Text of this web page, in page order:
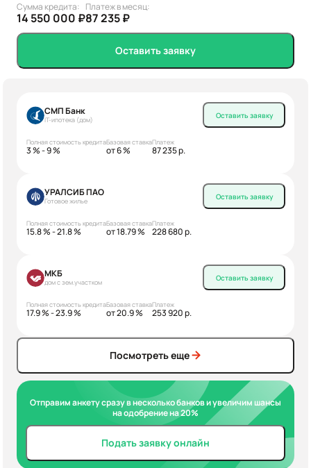
Сумма кредита:
14 550 000 ₽
Платеж в месяц:
87 235 ₽
Оставить заявку
СМП Банк
IT-ипотека (дом)
Полная стоимость кредита
3 % - 9 %
Базовая ставка
от 6 %
Платеж
87 235 р.
Оставить заявку
УРАЛСИБ ПАО
Готовое жилье
Полная стоимость кредита
15.8 % - 21.8 %
Базовая ставка
от 18.79 %
Платеж
228 680 р.
Оставить заявку
МКБ
дом с зем.участком
Полная стоимость кредита
17.9 % - 23.9 %
Базовая ставка
от 20.9 %
Платеж
253 920 р.
Оставить заявку
Посмотреть еще
Отправим анкету сразу в несколько банков и увеличим шансы
на одобрение на 20%
Подать заявку онлайн